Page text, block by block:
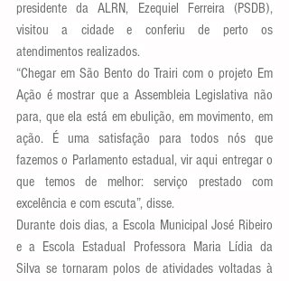
presidente da ALRN, Ezequiel Ferreira (PSDB),
visitou a cidade e conferiu de perto os
atendimentos realizados.
“Chegar em São Bento do Trairi com o projeto Em
Ação é mostrar que a Assembleia Legislativa não
para, que ela está em ebulição, em movimento, em
ação. É uma satisfação para todos nós que
fazemos o Parlamento estadual, vir aqui entregar o
que temos de melhor: serviço prestado com
excelência e com escuta”, disse.
Durante dois dias, a Escola Municipal José Ribeiro
e a Escola Estadual Professora Maria Lídia da
Silva se tornaram polos de atividades voltadas à